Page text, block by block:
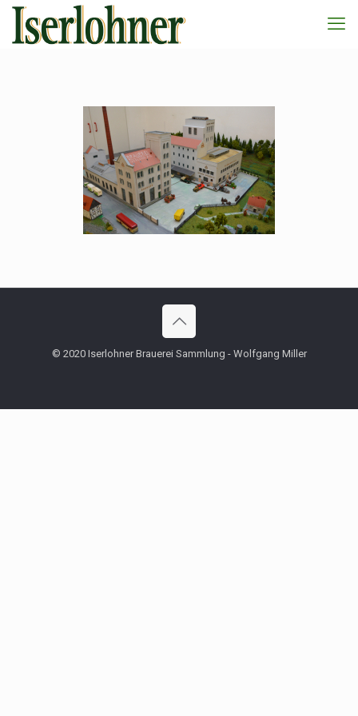
© 2020 Iserlohner Brauerei Sammlung - Wolfgang Miller